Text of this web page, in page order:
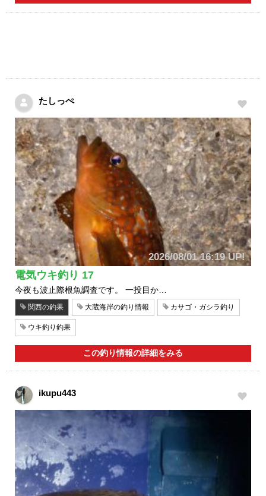
たしっぺ
2026/08/01 16:19 UP!
電気ウキ釣り 17
今夜も波止際根魚調査です。 一投目か…
関西の釣果 大蔵海岸の釣り情報 カサゴ・ガシラ釣り
ウキ釣り釣果
この釣り情報の詳細をみる
ikupu443